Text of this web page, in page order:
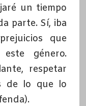
un tiempo
parte. Sí, iba
que
género.
respetar
de lo que lo